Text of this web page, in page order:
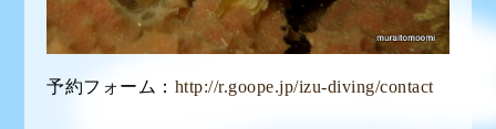
予約フォーム： http://r.goope.jp/izu-diving/contact